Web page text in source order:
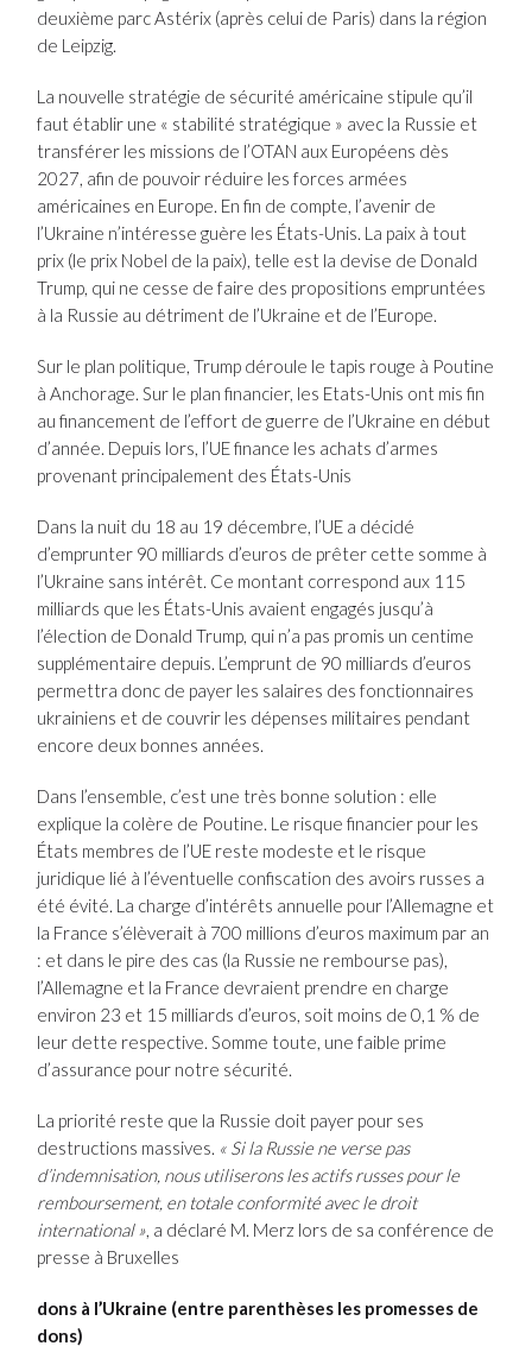
deuxième parc Astérix (après celui de Paris) dans la région
de Leipzig.
La nouvelle stratégie de sécurité américaine stipule qu’il
faut établir une « stabilité stratégique » avec la Russie et
transférer les missions de l’OTAN aux Européens dès
2027, afin de pouvoir réduire les forces armées
américaines en Europe. En fin de compte, l’avenir de
l’Ukraine n’intéresse guère les États-Unis. La paix à tout
prix (le prix Nobel de la paix), telle est la devise de Donald
Trump, qui ne cesse de faire des propositions empruntées
à la Russie au détriment de l’Ukraine et de l’Europe.
Sur le plan politique, Trump déroule le tapis rouge à Poutine
à Anchorage. Sur le plan financier, les Etats-Unis ont mis fin
au financement de l’effort de guerre de l’Ukraine en début
d’année. Depuis lors, l’UE finance les achats d’armes
provenant principalement des États-Unis
Dans la nuit du 18 au 19 décembre, l’UE a décidé
d’emprunter 90 milliards d’euros de prêter cette somme à
l’Ukraine sans intérêt. Ce montant correspond aux 115
milliards que les États-Unis avaient engagés jusqu’à
l’élection de Donald Trump, qui n’a pas promis un centime
supplémentaire depuis. L’emprunt de 90 milliards d’euros
permettra donc de payer les salaires des fonctionnaires
ukrainiens et de couvrir les dépenses militaires pendant
encore deux bonnes années.
Dans l’ensemble, c’est une très bonne solution : elle
explique la colère de Poutine. Le risque financier pour les
États membres de l’UE reste modeste et le risque
juridique lié à l’éventuelle confiscation des avoirs russes a
été évité. La charge d’intérêts annuelle pour l’Allemagne et
la France s’élèverait à 700 millions d’euros maximum par an
: et dans le pire des cas (la Russie ne rembourse pas),
l’Allemagne et la France devraient prendre en charge
environ 23 et 15 milliards d’euros, soit moins de 0,1 % de
leur dette respective. Somme toute, une faible prime
d’assurance pour notre sécurité.
La priorité reste que la Russie doit payer pour ses
destructions massives. « Si la Russie ne verse pas
d’indemnisation, nous utiliserons les actifs russes pour le
remboursement, en totale conformité avec le droit
international », a déclaré M. Merz lors de sa conférence de
presse à Bruxelles
dons à l’Ukraine (entre parenthèses les promesses de
dons)